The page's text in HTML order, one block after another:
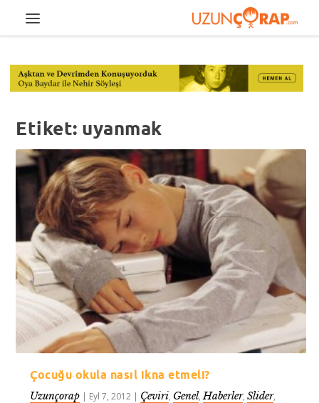
Etiket: uyanmak
Çocuğu okula nasıl ikna etmeli?
Uzunçorap | Eyl 7, 2012 | Çeviri, Genel,Haberler,Slider,